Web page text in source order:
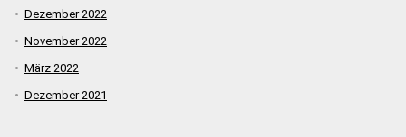
Dezember 2022
November 2022
März 2022
Dezember 2021